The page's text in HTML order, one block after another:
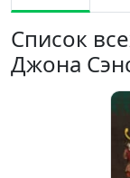
Список
Джона